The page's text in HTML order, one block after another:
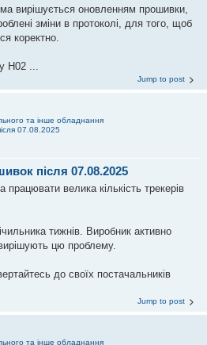
вирішується оновленням прошивки,
зміни в протоколі, для того, щоб
коректно.
H02 ...
Jump to post
та інше обладнання
07.08.2025
після 07.08.2025
велика кількість трекерів
тижнів. Виробник активно
цю проблему.
до своїх постачальників
Jump to post
та інше обладнання